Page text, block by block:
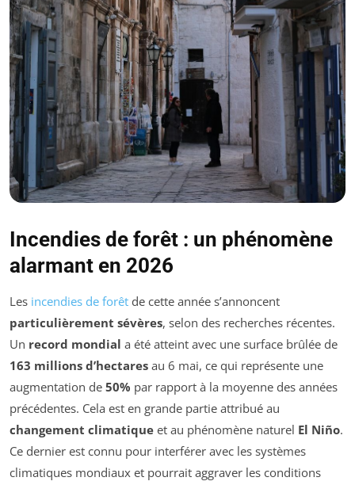
Incendies de forêt : un phénomène
alarmant en 2026
Les incendies de forêt de cette année s’annoncent
particulièrement sévères, selon des recherches récentes.
Un record mondial a été atteint avec une surface brûlée de
163 millions d’hectares au 6 mai, ce qui représente une
augmentation de 50% par rapport à la moyenne des années
précédentes. Cela est en grande partie attribué au
changement climatique et au phénomène naturel El Niño.
Ce dernier est connu pour interférer avec les systèmes
climatiques mondiaux et pourrait aggraver les conditions